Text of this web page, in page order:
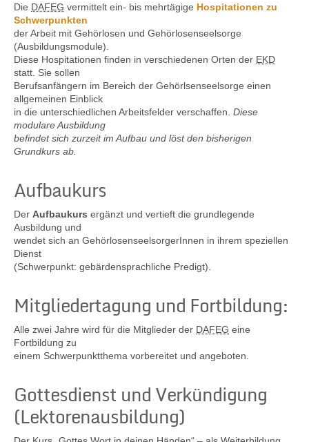
Die DAFEG vermittelt ein- bis mehrtägige Hospitationen zu
Schwerpunkten
der Arbeit mit Gehörlosen und Gehörlosenseelsorge
(Ausbildungsmodule).
Diese Hospitationen finden in verschiedenen Orten der EKD
statt. Sie sollen
Berufsanfängern im Bereich der Gehörlsenseelsorge einen
allgemeinen Einblick
in die unterschiedlichen Arbeitsfelder verschaffen. Diese
modulare Ausbildung
befindet sich zurzeit im Aufbau und löst den bisherigen
Grundkurs ab.
Aufbaukurs
Der Aufbaukurs ergänzt und vertieft die grundlegende
Ausbildung und
wendet sich an GehörlosenseelsorgerInnen in ihrem speziellen
Dienst
(Schwerpunkt: gebärdensprachliche Predigt).
Mitgliedertagung und Fortbildung:
Alle zwei Jahre wird für die Mitglieder der DAFEG eine
Fortbildung zu
einem Schwerpunktthema vorbereitet und angeboten.
Gottesdienst und Verkündigung
(Lektorenausbildung)